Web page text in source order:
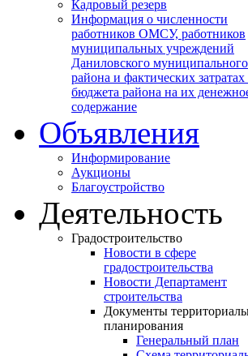
Кадровый резерв
Информация о численности
работников ОМСУ, работников
муниципальных учреждений
Даниловского муниципального
района и фактических затратах
бюджета района на их
содержание
Объявления
Информирование
Аукционы
Благоустройство
Деятельность
Градостроительство
Новости в сфере
градостроительства
Новости Департамент
строительства
Документы
планирования
Генеральный план